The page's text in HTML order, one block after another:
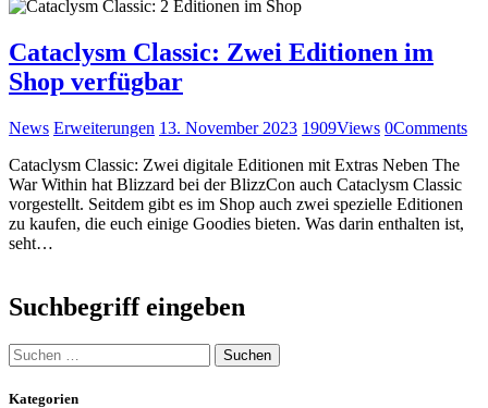
Cataclysm Classic: Zwei Editionen im
Shop verfügbar
News Erweiterungen 13. November 2023 1909Views 0Comments
Cataclysm Classic: Zwei digitale Editionen mit Extras Neben The
War Within hat Blizzard bei der BlizzCon auch Cataclysm Classic
vorgestellt. Seitdem gibt es im Shop auch zwei spezielle Editionen
zu kaufen, die euch einige Goodies bieten. Was darin enthalten ist,
seht…
Suchbegriff eingeben
S
u
c
Kategorien